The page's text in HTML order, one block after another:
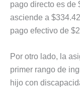
pago directo es de
asciende a
pago efectivo de
Por otro lado, la
primer rango de
hijo con